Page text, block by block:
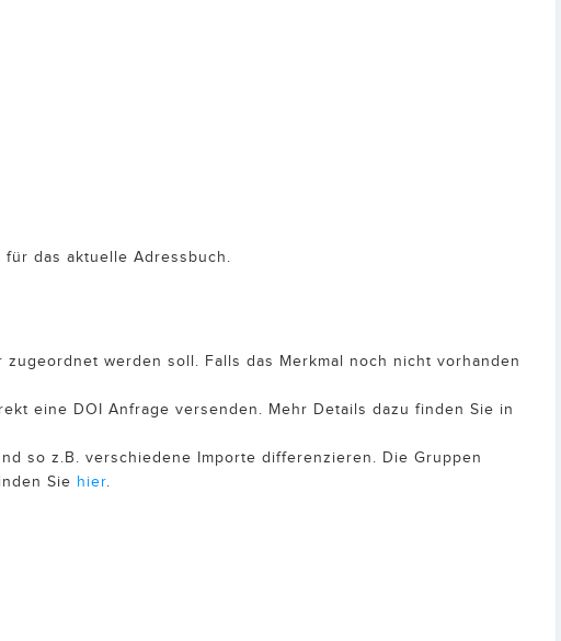
das aktuelle Adressbuch.
werden soll. Falls das Merkmal noch nicht vorhanden
eine DOI Anfrage versenden. Mehr Details dazu finden Sie in
so z.B. verschiedene Importe differenzieren. Die Gruppen
Sie hier.